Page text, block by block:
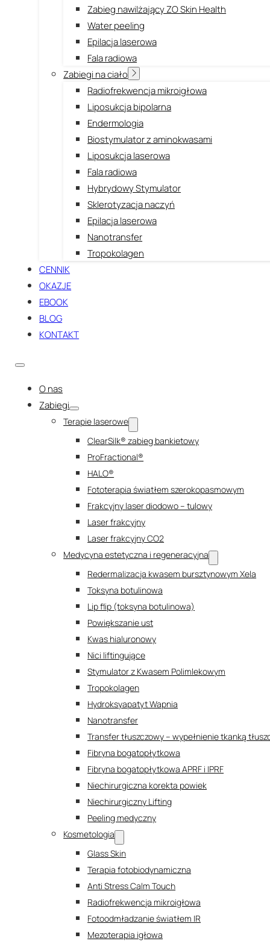
Zabieg nawilżający ZO Skin Health
Water peeling
Epilacja laserowa
Fala radiowa
Zabiegi na ciało
Radiofrekwencja mikroigłowa
Liposukcja bipolarna
Endermologia
Biostymulator z aminokwasami
Liposukcja laserowa
Fala radiowa
Hybrydowy Stymulator
Sklerotyzacja naczyń
Epilacja laserowa
Nanotransfer
Tropokolagen
CENNIK
OKAZJE
EBOOK
BLOG
KONTAKT
O nas
Zabiegi
Terapie laserowe
ClearSilk® zabieg bankietowy
ProFractional®
HALO®
Fototerapia światłem szerokopasmowym
Frakcyjny laser diodowo – tulowy
Laser frakcyjny
Laser frakcyjny CO2
Medycyna estetyczna i regeneracyjna
Redermalizacja kwasem bursztynowym Xela
Toksyna botulinowa
Lip flip (toksyna botulinowa)
Powiększanie ust
Kwas hialuronowy
Nici liftingujące
Stymulator z Kwasem Polimlekowym
Tropokolagen
Hydroksyapatyt Wapnia
Nanotransfer
Transfer tłuszczowy – wypełnienie tkanką
Fibryna bogatopłytkowa
Fibryna bogatopłytkowa APRF i IPRF
Niechirurgiczna korekta powiek
Niechirurgiczny Lifting
Peeling medyczny
Kosmetologia
Glass Skin
Terapia fotobiodynamiczna
Anti Stress Calm Touch
Radiofrekwencja mikroigłowa
Fotoodmładzanie światłem IR
Mezoterapia igłowa